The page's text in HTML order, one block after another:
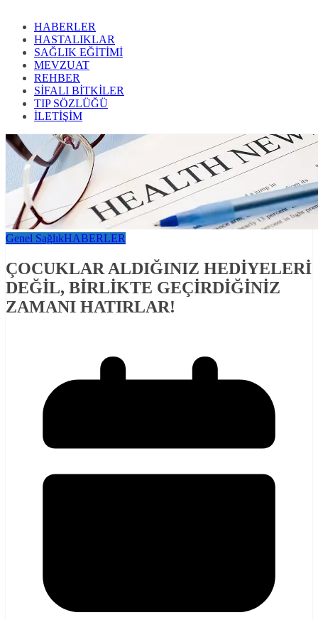
HABERLER
HASTALIKLAR
SAĞLIK EĞİTİMİ
MEVZUAT
REHBER
SİFALI BİTKİLER
TIP SÖZLÜĞÜ
İLETİŞİM
Genel SağlıkHABERLER
ÇOCUKLAR ALDIĞINIZ HEDİYELERİ
DEĞİL, BİRLİKTE GEÇİRDİĞİNİZ
ZAMANI HATIRLAR!